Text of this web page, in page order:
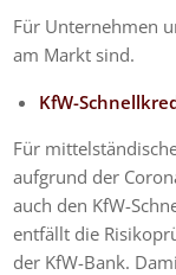
Für Unternehmen
am Markt sind.
KfW-
Für
aufgrund der
auch den KfW-
entfällt die
der KfW-Bank.